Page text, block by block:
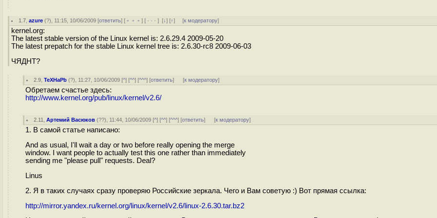
1.7 ,azure (?), 11:15, 10/06/2009 [ответить] [ ﹢﹢﹢] [ · · ·][↓] [↑] [к модератору]
kernel.org:
The latest stable version of the Linux kernel is: 2.6.29.4 2009-05-20
The latest prepatch for the stable Linux kernel tree is: 2.6.30-rc8 2009-06-03
ЧЯДНТ?
2.9 ,TeXHaPb (?), 11:27, 10/06/2009 [^] [^^] [^^^] [ответить] [к модератору]
Обретаем счастье здесь:
http://www.kernel.org/pub/linux/kernel/v2.6/
2.11 ,Артемий Васюков (??), 11:44, 10/06/2009 [^] [^^] [^^^] [ответить] [к модератору]
1. В самой статье написано:
And as usual, I'll wait a day or two before really opening the merge
window. I want people to actually test this one rather than immediately
sending me "please pull" requests. Deal?
Linus
2. Я в таких случаях сразу проверяю Российские зеркала. Чего и Вам советую :) Вот прямая ссылка:
http://mirror.yandex.ru/kernel.org/linux/kernel/v2.6/linux-2.6.30.tar.bz2